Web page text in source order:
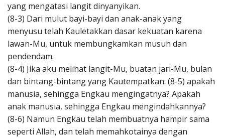
yang mengatasi langit dinyanyikan.
(8-3) Dari mulut bayi-bayi dan anak-anak yang
menyusu telah Kauletakkan dasar kekuatan karena
lawan-Mu, untuk membungkamkan musuh dan
pendendam.
(8-4) Jika aku melihat langit-Mu, buatan jari-Mu, bulan
dan bintang-bintang yang Kautempatkan: (8-5) apakah
manusia, sehingga Engkau mengingatnya? Apakah
anak manusia, sehingga Engkau mengindahkannya?
(8-6) Namun Engkau telah membuatnya hampir sama
seperti Allah, dan telah memahkotainya dengan